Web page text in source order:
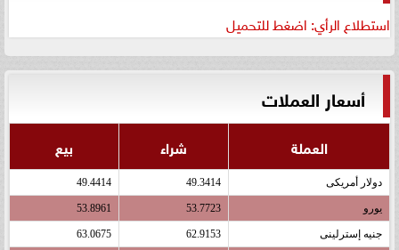
استطلاع الرأي: اضغط للتحميل
أسعار العملات
العملة شراء بيع
دولار أمريكى 49.3414
49.4414
يورو 53.7723
53.8961
جنيه إسترلينى 62.9153
63.0675